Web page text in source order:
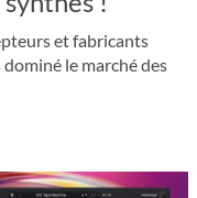
et fabricants
le marché des